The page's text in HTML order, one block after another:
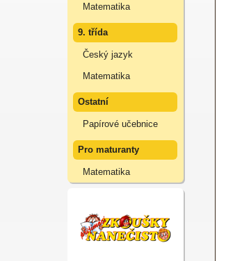
Matematika
9. třída
Český jazyk
Matematika
Ostatní
Papírové učebnice
Pro maturanty
Matematika